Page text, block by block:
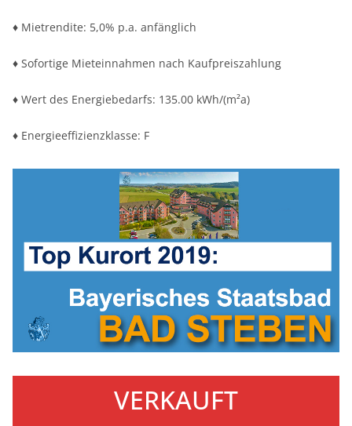
♦ Mietrendite: 5,0% p.a. anfänglich
♦ Sofortige Mieteinnahmen nach Kaufpreiszahlung
♦ Wert des Energiebedarfs: 135.00 kWh/(m²a)
♦ Energieeffizienzklasse: F
VERKAUFT